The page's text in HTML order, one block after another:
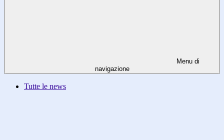
Menu di
navigazione
Tutte le news